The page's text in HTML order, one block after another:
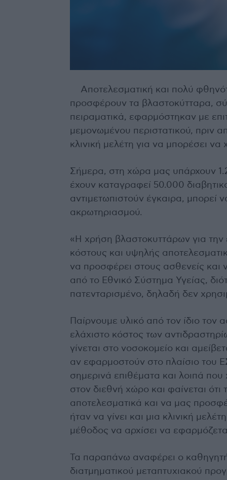
Αποτελεσματική και πολύ
προσφέρουν τα βλαστοκύτταρα,
πειραματικά, εφαρμόστηκαν με
μεμονωμένου περιστατικού, πριν
κλινική μελέτη για να μπορέσει
Σήμερα, στη χώρα μας υπάρχουν
έχουν καταγραφεί 50.000
αντιμετωπιστούν έγκαιρα, μπορεί
ακρωτηριασμού.
«Η χρήση βλαστοκυττάρων για την
κόστους και υψηλής
να προσφέρει στους ασθενείς
από το Εθνικό Σύστημα Υγείας,
πατενταρισμένο, δηλαδή δεν
Παίρνουμε υλικό από τον ίδιο
ελάχιστο κόστος των
γίνεται στο νοσοκομείο και
αν εφαρμοστούν στο πλαίσιο του
σημερινά επιθέματα και λοιπά που
στον διεθνή χώρο και φαίνεται
αποτελεσματικά και να μας
ήταν να γίνει και μια κλινική
μέθοδος να αρχίσει να
Τα παραπάνω αναφέρει ο
διατμηματικού μεταπτυχιακού